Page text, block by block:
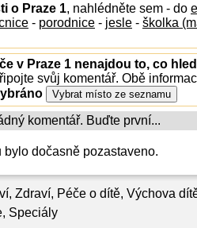
, Zdraví, Péče o dítě, Výchova
, Speciály
o Praze 1, nahlédněte sem - do
- porodnice - jesle - školka
v Praze 1 nenajdou to, co
svůj komentář. Obě
komentář. Buďte první...
dočasně pozastaveno.